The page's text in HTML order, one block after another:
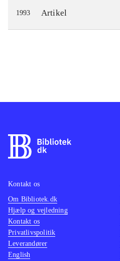
1993 Artikel
Kontakt os
Om Bibliotek.dk
Hjælp og vejledning
Kontakt os
Privatlivspolitik
Leverandører
English